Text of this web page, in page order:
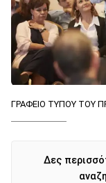
ΓΡΑΦΕΙΟ ΤΥΠΟΥ ΤΟΥ
Δες